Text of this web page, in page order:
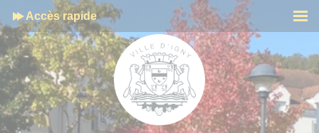
Accès rapide
Cookies management panel